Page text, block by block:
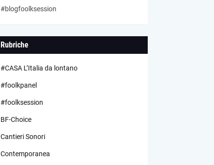
#blogfoolksession
Rubriche
#CASA L’Italia da lontano
#foolkpanel
#foolksession
BF-Choice
Cantieri Sonori
Contemporanea